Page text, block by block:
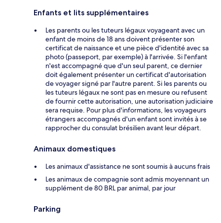
Enfants et lits supplémentaires
Les parents ou les tuteurs légaux voyageant avec un
enfant de moins de 18 ans doivent présenter son
certificat de naissance et une pièce d'identité avec sa
photo (passeport, par exemple) à l'arrivée. Si l'enfant
n'est accompagné que d'un seul parent, ce dernier
doit également présenter un certificat d'autorisation
de voyager signé par l'autre parent. Si les parents ou
les tuteurs légaux ne sont pas en mesure ou refusent
de fournir cette autorisation, une autorisation judiciaire
sera requise. Pour plus d'informations, les voyageurs
étrangers accompagnés d'un enfant sont invités à se
rapprocher du consulat brésilien avant leur départ.
Animaux domestiques
Les animaux d'assistance ne sont soumis à aucuns frais
Les animaux de compagnie sont admis moyennant un
supplément de 80 BRL par animal, par jour
Parking